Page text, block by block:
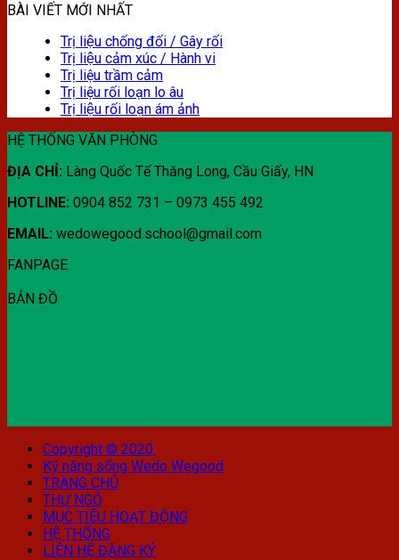
BÀI VIẾT MỚI NHẤT
Trị liệu chống đối / Gây rối
Trị liệu cảm xúc / Hành vi
Trị liệu trầm cảm
Trị liệu rối loạn lo âu
Trị liệu rối loạn ám ảnh
HỆ THỐNG VĂN PHÒNG
ĐỊA CHỈ: Làng Quốc Tế Thăng Long, Cầu Giấy, HN
HOTLINE: 0904 852 731 – 0973 455 492
EMAIL: wedowegood.school@gmail.com
FANPAGE
BẢN ĐỒ
Copyright © 2020.
Kỹ năng sống Wedo Wegood
TRANG CHỦ
THƯ NGỎ
MỤC TIÊU HOẠT ĐỘNG
HỆ THỐNG
LIÊN HỆ ĐĂNG KÝ